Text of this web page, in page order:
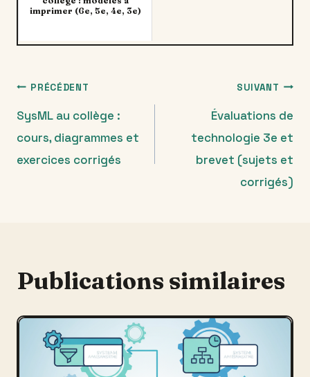
imprimer (6e, 5e, 4e, 3e)
Navigation
de
l’article
PRÉCÉDENT
SysML au collège :
cours, diagrammes et
exercices corrigés
SUIVANT
Évaluations de
technologie 3e et
brevet (sujets et
corrigés)
Publications similaires